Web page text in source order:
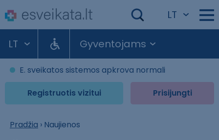
LT
LT Gyventojams
E. sveikatos sistemos apkrova normali
Registruotis vizitui Prisijungti
Pradžia › Naujienos